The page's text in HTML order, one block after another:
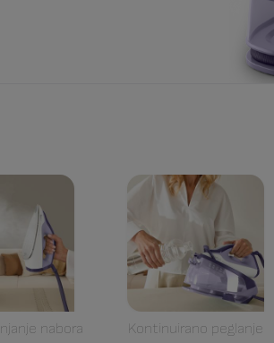
nabora Kontinuirano peglanje